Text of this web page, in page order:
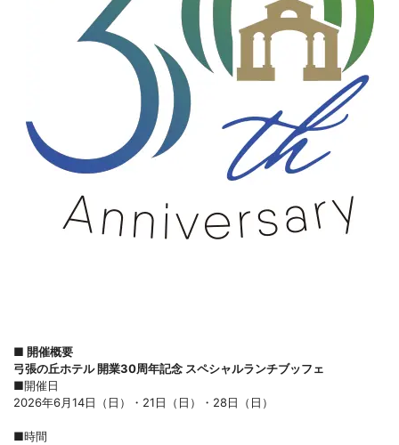
■ 開催概要
弓張の丘ホテル 開業30周年記念 スペシャルランチブッフェ
■開催日
2026年6月14日（日）・21日（日）・28日（日）
■時間